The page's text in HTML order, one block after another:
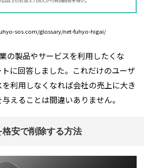
sos.com/glossary/net-fuhyo-higai/
の製品やサービスを利用したくな
に回答しました。これだけのユーザ
利用しなくなれば会社の売上に大き
えることは間違いありません。
安で削除する方法